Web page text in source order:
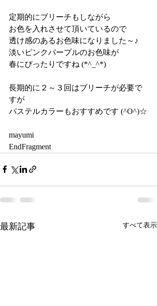
定期的にブリーチもしながら
お色を入れさせて頂いているので
透け感のあるお色味になりました～♪
淡いピンクパープルのお色味が
春にぴったりですね (*^_^*)
長期的に２～３回はブリーチが必要で
すが
パステルカラーもおすすめです (^O^)☆
mayumi
EndFragment
最新記事 すべて表示